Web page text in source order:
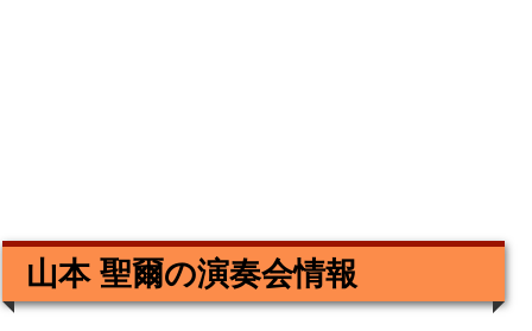
山本 聖爾の演奏会情報